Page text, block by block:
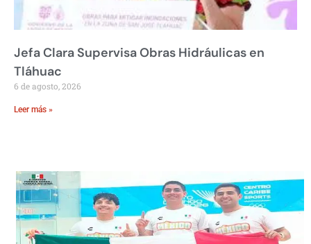
Jefa Clara Supervisa Obras Hidráulicas en
Tláhuac
6 de agosto, 2026
Leer más »